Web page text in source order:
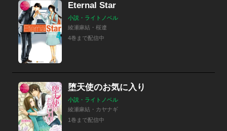
Eternal Star
小説・ライトノベル
綾瀬麻結・桜遼
4巻まで配信中
堕天使のお気に入り
小説・ライトノベル
綾瀬麻結・カヤナギ
1巻まで配信中